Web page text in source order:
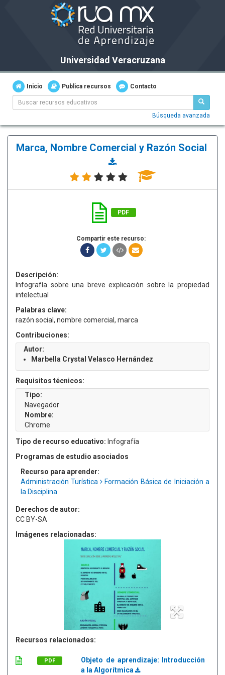
Universidad Veracruzana
Inicio Publica recursos Contacto
Búsqueda avanzada
Marca, Nombre Comercial y Razón Social
PDF
Compartir este recurso:
Descripción:
Infografía sobre una breve explicación sobre la propiedad
intelectual
Palabras clave:
razón social, nombre comercial, marca
Contribuciones:
Autor:
Marbella Crystal Velasco Hernández
Requisitos técnicos:
Tipo:
Navegador
Nombre:
Chrome
Tipo de recurso educativo: Infografía
Programas de estudio asociados
Recurso para aprender:
Administración Turística
Formación Básica de Iniciación a
la Disciplina
Derechos de autor:
CC BY-SA
Imágenes relacionadas:
Recursos relacionados:
PDF
Objeto de aprendizaje: Introducción
a la Algorítmica